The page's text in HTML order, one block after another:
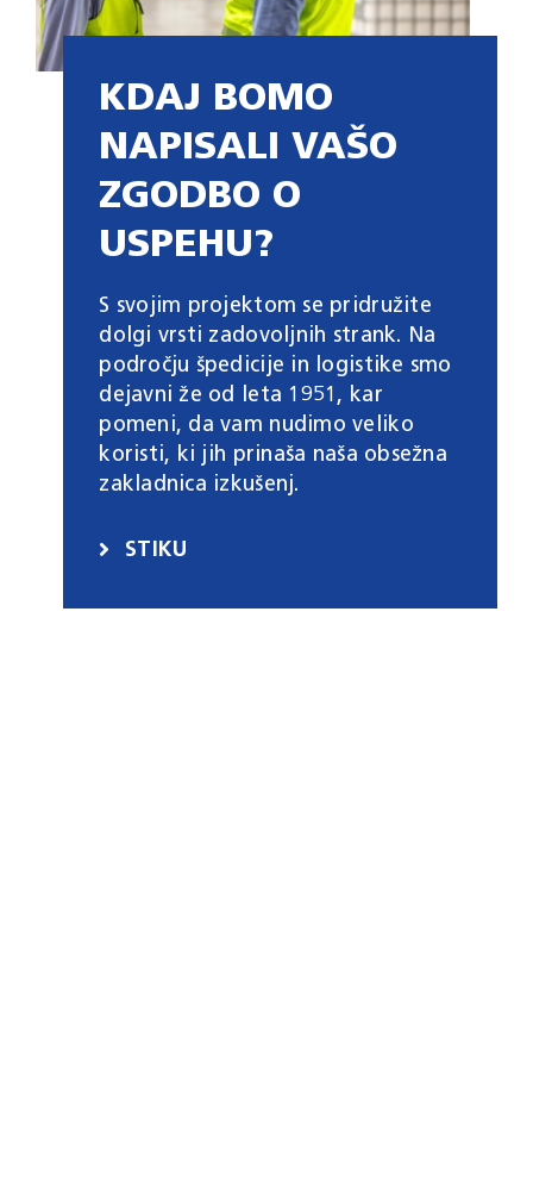
KDAJ BOMO
NAPISALI VAŠO
ZGODBO O
USPEHU?
S svojim projektom se pridružite
dolgi vrsti zadovoljnih strank. Na
področju špedicije in logistike smo
dejavni že od leta 1951, kar
pomeni, da vam nudimo veliko
koristi, ki jih prinaša naša obsežna
zakladnica izkušenj.
STIKU